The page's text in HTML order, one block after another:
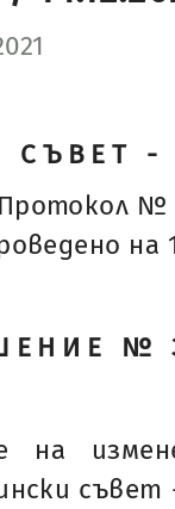
СЪВЕТ -
№
на
№
на